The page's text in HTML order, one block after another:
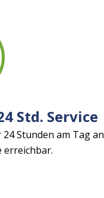
Std. Service
Stunden am Tag an
erreichbar.